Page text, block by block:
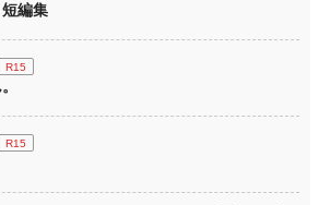
編集
R15
R15